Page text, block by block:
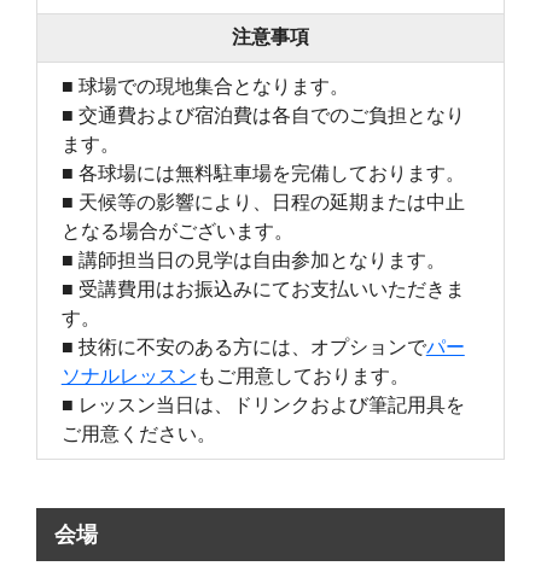
注意事項
■ 球場での現地集合となります。
■ 交通費および宿泊費は各自でのご負担となり
ます。
■ 各球場には無料駐車場を完備しております。
■ 天候等の影響により、日程の延期または中止
となる場合がございます。
■ 講師担当日の見学は自由参加となります。
■ 受講費用はお振込みにてお支払いいただきま
す。
■ 技術に不安のある方には、オプションでパー
ソナルレッスン もご用意しております。
■ レッスン当日は、ドリンクおよび筆記用具を
ご用意ください。
会場